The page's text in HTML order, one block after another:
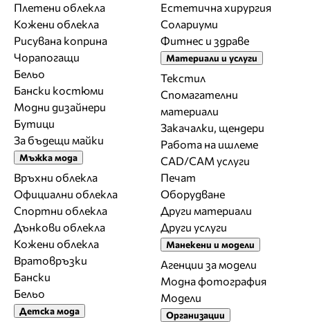
Плетени облекла
Кожени облекла
Рисувана коприна
Чорапогащи
Бельо
Бански костюми
Модни дизайнери
Бутици
За бъдещи майки
Мъжка мода
Връхни облекла
Официални облекла
Спортни облекла
Дънкови облекла
Кожени облекла
Вратовръзки
Бански
Бельо
Детска мода
Естетична хирургия
Солариуми
Фитнес и здраве
Материали и услуги
Текстил
Спомагателни
материали
Закачалки, щендери
Работа на ишлеме
CAD/CAM услуги
Печат
Оборудване
Други материали
Други услуги
Манекени и модели
Агенции за модели
Модна фотография
Модели
Организации